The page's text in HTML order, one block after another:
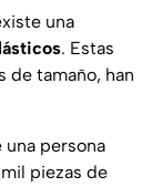
una
. Estas
de tamaño, han
una persona
piezas de